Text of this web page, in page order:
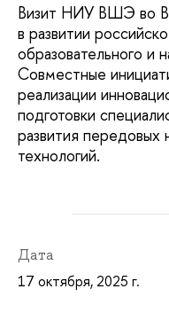
Визит НИУ ВШЭ во
в развитии
образовательного и
Совместные
реализации
подготовки
развития передовых
технологий.
Дата
17 октября, 2025 г.